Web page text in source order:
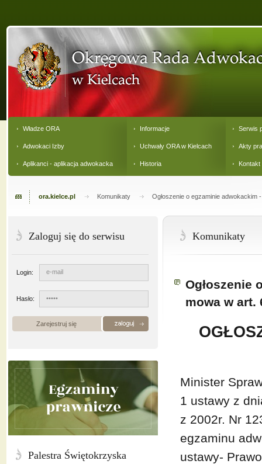
Władze ORA
Adwokaci Izby
Aplikanci - aplikacja adwokacka
Informacje
Uchwały ORA w Kielcach
Historia
Serwis
Akty
Kontakt
ora.kielce.pl Komunikaty Ogłoszenie o egzaminie adwokackim
Komunikaty
Ogłoszenie
mowa w art.
Minister
1 ustawy z
z 2002r. Nr
egzaminu
ustawy-
Zaloguj się do serwisu
Login:
Hasło:
Zarejestruj się
Palestra Świętokrzyska